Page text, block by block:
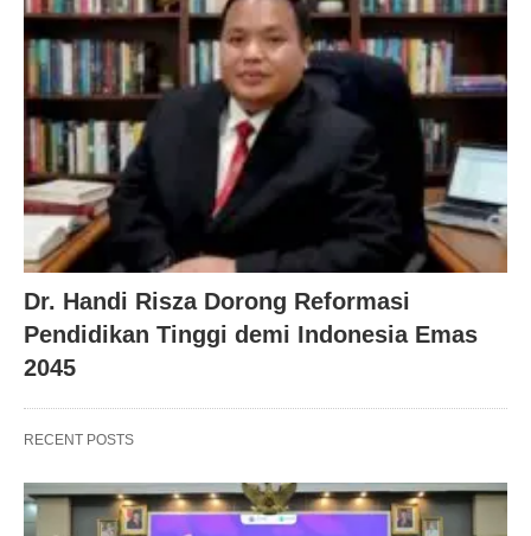
Dr. Handi Risza Dorong Reformasi
Pendidikan Tinggi demi Indonesia Emas
2045
RECENT POSTS